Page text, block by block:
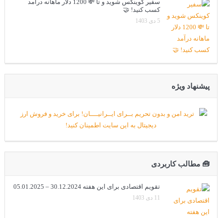
سفیر کوینکس شوید و تا 💸 1200 دلار ماهانه درآمد
کسب کنید! 🤝
5 دی 1403
پیشنهاد ویژه
🧰 مطالب کاربردی
تقویم اقتصادی برای این هفته 30.12.2024 – 05.01.2025
11 دی 1403